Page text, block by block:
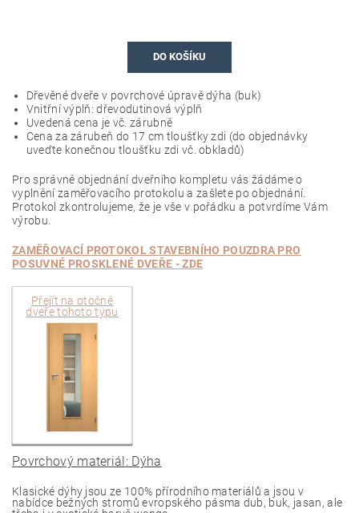
DO KOŠÍKU
Dřevěné dveře v povrchové úpravě dýha (buk)
Vnitřní výplň: dřevodutinová výplň
Uvedená cena je vč. zárubně
Cena za zárubeň do 17 cm tloušťky zdi (do objednávky
uveďte konečnou tloušťku zdi vč. obkladů)
Pro správné objednání dveřního kompletu vás žádáme o
vyplnění zaměřovacího protokolu a zašlete po objednání.
Protokol zkontrolujeme, že je vše v pořádku a potvrdíme Vám
výrobu.
ZAMĚŘOVACÍ PROTOKOL STAVEBNÍHO POUZDRA PRO
POSUVNÉ PROSKLENÉ DVEŘE - ZDE
Přejít naotočné
dveře tohoto typu
Povrchový materiál: Dýha
Klasické dýhy jsou ze 100% přírodního materiálů a jsou v
nabídce bežných stromů evropského pásma dub, buk, jasan, ale